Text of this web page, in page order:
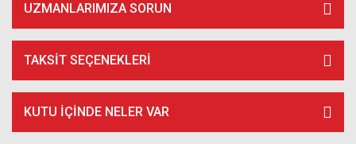
UZMANLARIMIZA SORUN
TAKSIT SEÇENEKLERI
KUTU İÇİNDE NELER VAR